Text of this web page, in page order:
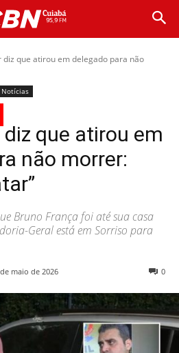
diz que atirou em delegado para não
Notícias
que atirou em
não morrer:
Bruno França foi até sua casa
Geral está em Sorriso para
maio de 2026 0